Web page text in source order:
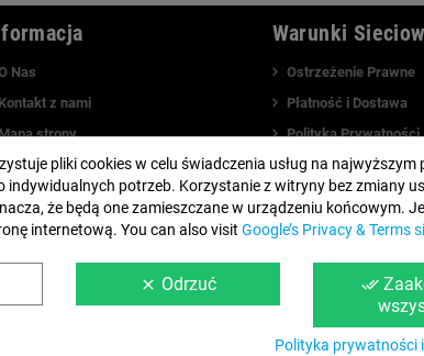
Nas
Kontakt z nami
strony
nasz blog
Warunki
Ostrzeżenie Prawne
Płatność i Dostawa
Polityka Prywatności
Powiadomienie o
Polityka Plików
pliki cookies w celu świadczenia usług na najwyższym
indywidualnych potrzeb. Korzystanie z witryny bez zmiany
że będą one zamieszczane w urządzeniu końcowym.
internetową. You can also visit Google’s Privacy & Terms
clear Odrzuć done_all
Polityka prywatności